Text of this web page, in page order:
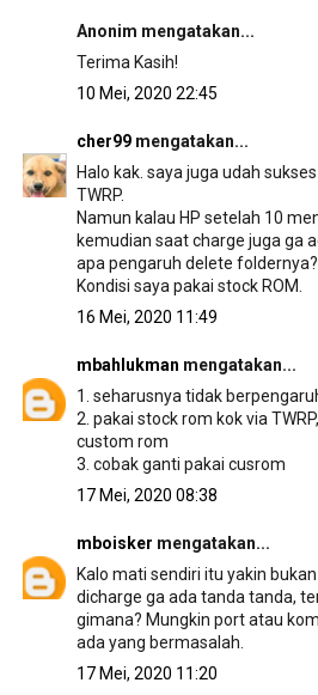
Anonim mengatakan...
Terima Kasih!
10 Mei, 2020 22:45
cher99mengatakan...
Halo kak. saya juga udah
TWRP.
Namun kalau HP setelah 10
kemudian saat charge juga ga
apa pengaruh delete foldernya?
Kondisi saya pakai stock ROM.
16 Mei, 2020 11:49
mbahlukman mengatakan...
1. seharusnya tidak
2. pakai stock rom kok via
custom rom
3. cobak ganti pakai cusrom
17 Mei, 2020 08:38
mboisker mengatakan...
Kalo mati sendiri itu yakin
dicharge ga ada tanda tanda,
gimana? Mungkin port atau
ada yang bermasalah.
17 Mei, 2020 11:20